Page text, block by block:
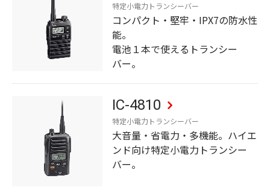
特定小電力トランシーバー
コンパクト・堅牢・IPX7の防水性
能。
電池１本で使えるトランシー
バー。
IC-4810
特定小電力トランシーバー
大音量・省電力・多機能。ハイエ
ンド向け特定小電力トランシー
バー。